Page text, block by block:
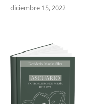
diciembre 15, 2022